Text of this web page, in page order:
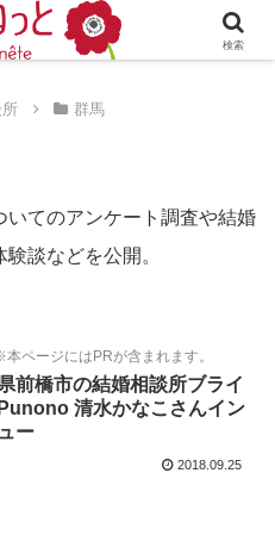
・秘訣がわかる情報サイト
群馬
てのアンケート調査や結婚
談などを公開。
ページにはPRが含まれます。
前橋市の結婚相談所ブライ
清水かなこさんイン
ー
2018.09.25
検索